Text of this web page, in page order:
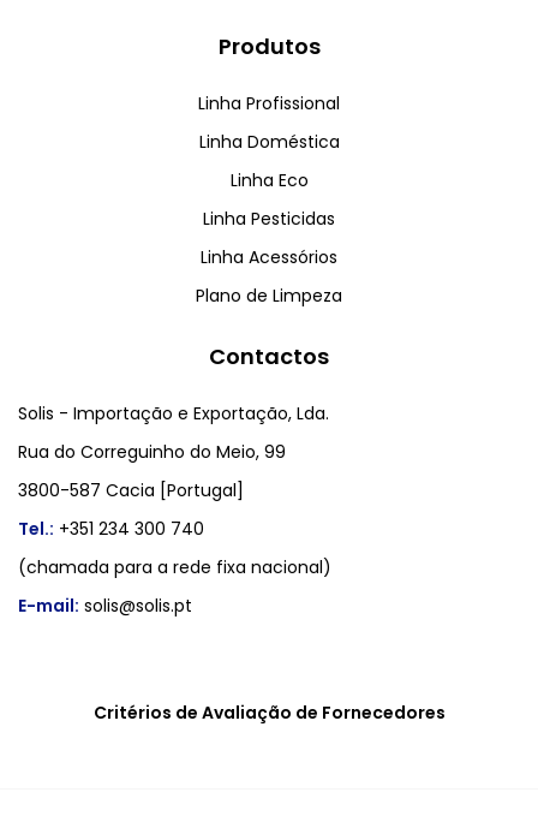
Produtos
Linha Profissional
Linha Doméstica
Linha Eco
Linha Pesticidas
Linha Acessórios
Plano de Limpeza
Contactos
Solis - Importação e Exportação, Lda.
Rua do Correguinho do Meio, 99
3800-587 Cacia [Portugal]
Tel.: +351 234 300 740
(chamada para a rede fixa nacional)
E-mail: solis@solis.pt
Critérios de Avaliação de Fornecedores